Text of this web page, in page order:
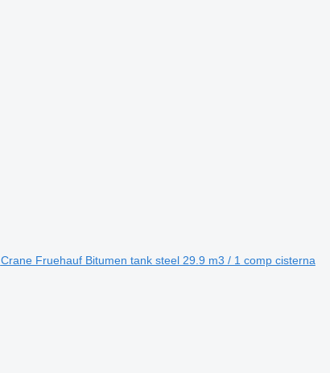
Crane Fruehauf Bitumen tank steel 29.9 m3 / 1 comp cisterna